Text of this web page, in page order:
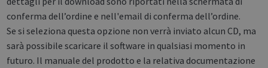
conferma dell’ordine e nell'email di conferma dell’ordine.
Se si seleziona questa opzione non verrà inviato alcun CD, ma
sarà possibile scaricare il software in qualsiasi momento in
futuro. Il manuale del prodotto e la relativa documentazione